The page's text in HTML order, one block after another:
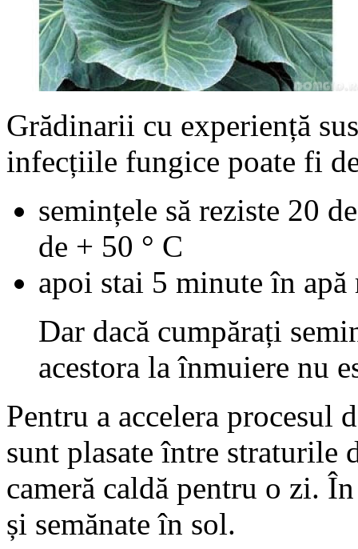
Grădinarii cu experiență
infecțiile fungice poate fi
semințele să reziste 20
de + 50 ° C
apoi stai 5 minute în apă
Dar dacă cumpărați
acestora la înmuiere nu
Pentru a accelera procesul
sunt plasate între straturile
cameră caldă pentru o zi.
și semănate în sol.